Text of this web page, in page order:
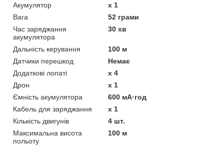
Акумулятор
x 1
Вага
52 грами
Час заряджання
акумулятора
30 хв
Дальність керування
100 м
Датчики перешкод
Немає
Додаткові лопаті
x 4
Дрон
x 1
Ємність акумулятора
600 мА·год
Кабель для заряджання
x 1
Кількість двигунів
4 шт.
Максимальна висота
польоту
100 м